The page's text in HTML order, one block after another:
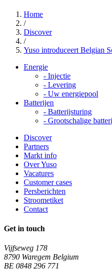
Home
/
Discover
/
Yuso introduceert Belgian
Energie
- Injectie
- Levering
- Uw energiepool
Batterijen
- Batterijsturing
- Grootschalige
Discover
Partners
Markt info
Over Yuso
Vacatures
Customer cases
Persberichten
Stroometiket
Contact
Get in touch
Vijfseweg 178
8790 Waregem Belgium
BE 0848 296 771